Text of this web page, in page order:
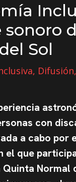
sonoro
Sol
, Difusión,
con
a cabo por
el que
Quinta Normal